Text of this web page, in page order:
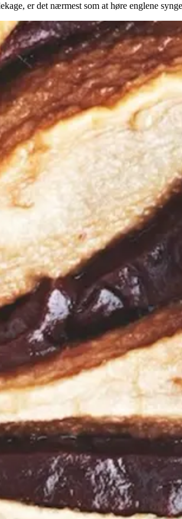
er det nærmest som at høre englene